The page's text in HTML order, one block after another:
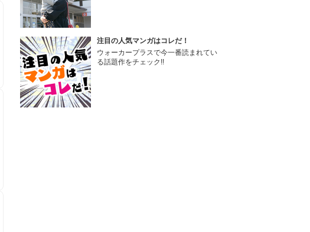
注目の人気マンガはコレだ！
ウォーカープラスで今一番読まれてい
る話題作をチェック!!